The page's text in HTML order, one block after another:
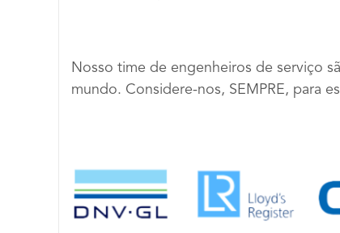
Nosso time de engenheiros de serviço
mundo. Considere-nos, SEMPRE, para